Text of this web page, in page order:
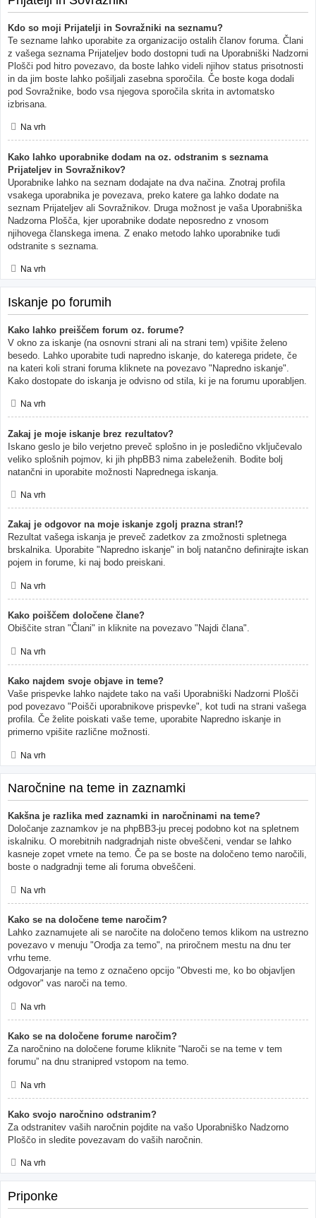
Kdo so moji Prijatelji in Sovražniki na seznamu?
Te sezname lahko uporabite za organizacijo ostalih članov foruma. Člani
z vašega seznama Prijateljev bodo dostopni tudi na Uporabniški Nadzorni
Plošči pod hitro povezavo, da boste lahko videli njihov status prisotnosti
in da jim boste lahko pošiljali zasebna sporočila. Če boste koga dodali
pod Sovražnike, bodo vsa njegova sporočila skrita in avtomatsko
izbrisana.
Na vrh
Kako lahko uporabnike dodam na oz. odstranim s seznama
Prijateljev in Sovražnikov?
Uporabnike lahko na seznam dodajate na dva načina. Znotraj profila
vsakega uporabnika je povezava, preko katere ga lahko dodate na
seznam Prijateljev ali Sovražnikov. Druga možnost je vaša Uporabniška
Nadzorna Plošča, kjer uporabnike dodate neposredno z vnosom
njihovega članskega imena. Z enako metodo lahko uporabnike tudi
odstranite s seznama.
Na vrh
Iskanje po forumih
Kako lahko preiščem forum oz. forume?
V okno za iskanje (na osnovni strani ali na strani tem) vpišite želeno
besedo. Lahko uporabite tudi napredno iskanje, do katerega pridete, če
na kateri koli strani foruma kliknete na povezavo "Napredno iskanje".
Kako dostopate do iskanja je odvisno od stila, ki je na forumu uporabljen.
Na vrh
Zakaj je moje iskanje brez rezultatov?
Iskano geslo je bilo verjetno preveč splošno in je posledično vključevalo
veliko splošnih pojmov, ki jih phpBB3 nima zabeleženih. Bodite bolj
natančni in uporabite možnosti Naprednega iskanja.
Na vrh
Zakaj je odgovor na moje iskanje zgolj prazna stran!?
Rezultat vašega iskanja je preveč zadetkov za zmožnosti spletnega
brskalnika. Uporabite "Napredno iskanje" in bolj natančno definirajte iskan
pojem in forume, ki naj bodo preiskani.
Na vrh
Kako poiščem določene člane?
Obiščite stran "Člani" in kliknite na povezavo "Najdi člana".
Na vrh
Kako najdem svoje objave in teme?
Vaše prispevke lahko najdete tako na vaši Uporabniški Nadzorni Plošči
pod povezavo "Poišči uporabnikove prispevke", kot tudi na strani vašega
profila. Če želite poiskati vaše teme, uporabite Napredno iskanje in
primerno vpišite različne možnosti.
Na vrh
Naročnine na teme in zaznamki
Kakšna je razlika med zaznamki in naročninami na teme?
Določanje zaznamkov je na phpBB3-ju precej podobno kot na spletnem
iskalniku. O morebitnih nadgradnjah niste obveščeni, vendar se lahko
kasneje zopet vrnete na temo. Če pa se boste na določeno temo naročili,
boste o nadgradnji teme ali foruma obveščeni.
Na vrh
Kako se na določene teme naročim?
Lahko zaznamujete ali se naročite na določeno temos klikom na ustrezno
povezavo v menuju "Orodja za temo", na priročnem mestu na dnu ter
vrhu teme.
Odgovarjanje na temo z označeno opcijo "Obvesti me, ko bo objavljen
odgovor" vas naroči na temo.
Na vrh
Kako se na določene forume naročim?
Za naročnino na določene forume kliknite “Naroči se na teme v tem
forumu” na dnu stranipred vstopom na temo.
Na vrh
Kako svojo naročnino odstranim?
Za odstranitev vaših naročnin pojdite na vašo Uporabniško Nadzorno
Ploščo in sledite povezavam do vaših naročnin.
Na vrh
Priponke